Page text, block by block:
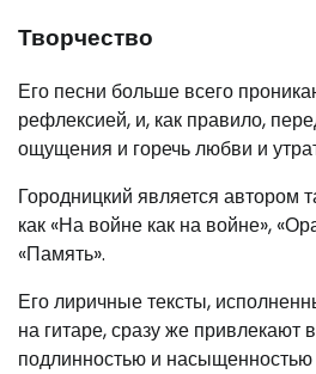
Творчество
Его песни больше всего
рефлексией, и, как правило,
ощущения и горечь любви и
Городницкий является автором
как «На войне как на войне»,
«Память».
Его лиричные тексты,
на гитаре, сразу же привлекают
подлинностью и